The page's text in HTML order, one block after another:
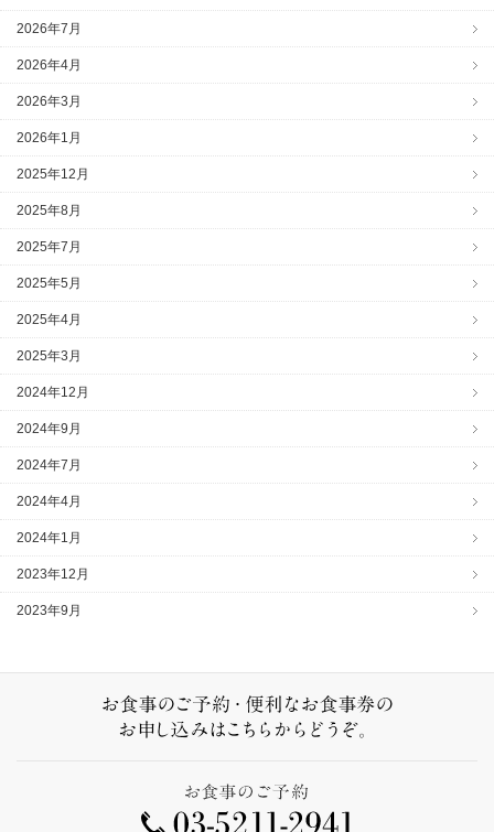
2026年7月
2026年4月
2026年3月
2026年1月
2025年12月
2025年8月
2025年7月
2025年5月
2025年4月
2025年3月
2024年12月
2024年9月
2024年7月
2024年4月
2024年1月
2023年12月
2023年9月